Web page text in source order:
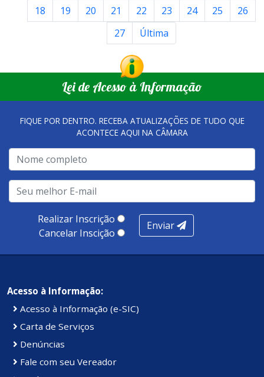
18
19 20 21 22 23 24 25
26
27
Última
Lei de Acesso à Informação
FIQUE POR DENTRO. RECEBA ATUALIZAÇÕES DE TUDO QUE
ACONTECE AQUI NA CÂMARA
Realizar Inscrição
Cancelar Inscição
Enviar
Acesso à Informação:
Acesso à Informação (e-SIC)
Carta de Serviços
Denúncias
Fale com seu Vereador